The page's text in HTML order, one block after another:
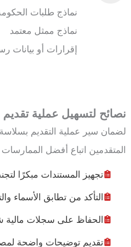
نماذج طلبات
نماذج ممثل معتمد
إقرارات أو بيانات
نصائح لتسهيل عملية
لضمان سير عملية التقديم
المتقدمين اتباع أفضل الممارسات
تجهيز المستندات مبكرًا
التأكد من تطابق الأسماء
الحفاظ على سجلات مالية
تقديم توضيحات واضحة